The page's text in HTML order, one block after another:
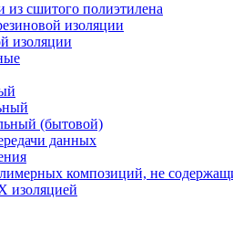
из сшитого полиэтилена
изоляции
изоляции
(бытовой)
данных
композиций, не
изоляцией